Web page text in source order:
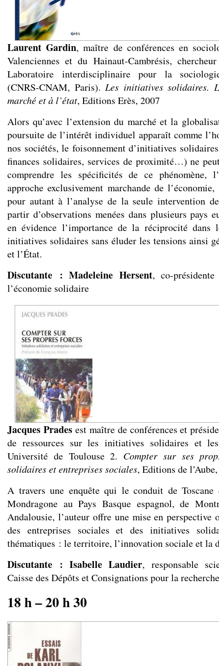
Laurent Gardin, maître de conférences en
Valenciennes et du Hainaut-Cambrésis,
Laboratoire interdisciplinaire pour la
(CNRS-CNAM, Paris). Les initiatives solidaires.
marché et à l’état, Editions Erès, 2007
Alors qu’avec l’extension du marché et la
poursuite de l’intérêt individuel apparaît comme
nos sociétés, le foisonnement d’initiatives
finances solidaires, services de proximité…) ne
comprendre les spécificités de ce phénomène,
approche exclusivement marchande de
pour autant à l’analyse de la seule intervention
partir d’observations menées dans plusieurs pays
en évidence l’importance de la réciprocité dans
initiatives solidaires sans éluder les tensions ainsi
et l’État.
Discutante : Madeleine Hersent, co-
l’économie solidaire
Jacques Pradesest maître de conférences et
de ressources sur les initiatives solidaires et
Université de Toulouse 2. Compter sur ses
solidaires et entreprises sociales, Editions de
A travers une enquête qui le conduit de
Mondragone au Pays Basque espagnol, de
Andalousie, l’auteur offre une mise en perspective
des entreprises sociales et des initiatives
thématiques : le territoire, l’innovation sociale et la
Discutante : Isabelle Laudier, responsable
Caisse des Dépôts et Consignations pour la recherche
18 h – 20 h 30